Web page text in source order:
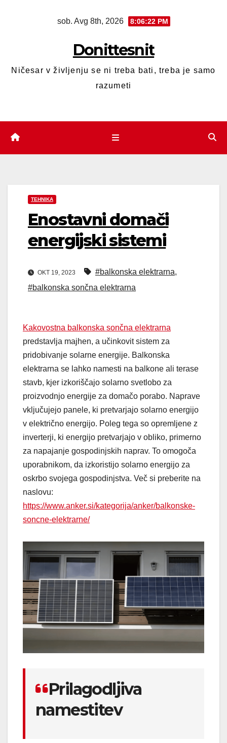
sob. Avg 8th, 2026 8:06:23 PM
Donittesnit
Ničesar v življenju se ni treba bati, treba je samo
razumeti
TEHNIKA
Enostavni domači
energijski sistemi
OKT 19, 2023 #balkonska elektrarna,
#balkonska sončna elektrarna
Kakovostna balkonska sončna elektrarna
predstavlja majhen, a učinkovit sistem za
pridobivanje solarne energije. Balkonska
elektrarna se lahko namesti na balkone ali terase
stavb, kjer izkoriščajo solarno svetlobo za
proizvodnjo energije za domačo porabo. Naprave
vključujejo panele, ki pretvarjajo solarno energijo
v električno energijo. Poleg tega so opremljene z
inverterji, ki energijo pretvarjajo v obliko, primerno
za napajanje gospodinjskih naprav. To omogoča
uporabnikom, da izkoristijo solarno energijo za
oskrbo svojega gospodinjstva. Več si preberite na
naslovu:
https://www.anker.si/kategorija/anker/balkonske-
soncne-elektrarne/
Prilagodljiva
namestitev